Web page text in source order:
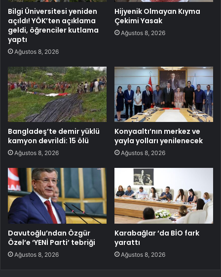
Bilgi Üniversitesi yeniden
açıldı! YÖK’ten açıklama
geldi, öğrenciler kutlama
yaptı
Ağustos 8, 2026
Hijyenik Olmayan Kıyma
Çekimi Yasak
Ağustos 8, 2026
Bangladeş’te demir yüklü
kamyon devrildi: 15 ölü
Ağustos 8, 2026
Konyaaltı’nın merkez ve
yayla yolları yenilenecek
Ağustos 8, 2026
Davutoğlu’ndan Özgür
Özel’e ‘YENİ Parti’ tebriği
Ağustos 8, 2026
Karabağlar ‘da BİO fark
yarattı
Ağustos 8, 2026